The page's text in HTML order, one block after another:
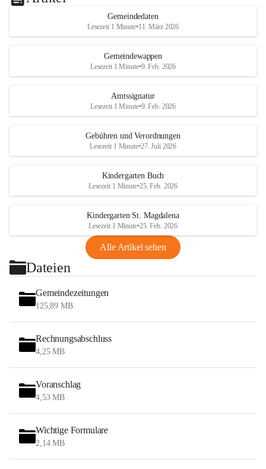
Gemeindedaten
Lesezeit 1 Minute•11. März 2026
Gemeindewappen
Lesezeit 1 Minute•9. Feb. 2026
Amtssignatur
Lesezeit 1 Minute•9. Feb. 2026
Gebühren und Verordnungen
Lesezeit 1 Minute•27. Juli 2026
Kindergarten Buch
Lesezeit 1 Minute•25. Feb. 2026
Kindergarten St. Magdalena
Lesezeit 1 Minute•25. Feb. 2026
Alle Artikel sehen
Dateien
Gemeindezeitungen
125,89 MB
Rechnungsabschluss
4,25 MB
Voranschlag
4,53 MB
Wichtige Formulare
2,14 MB